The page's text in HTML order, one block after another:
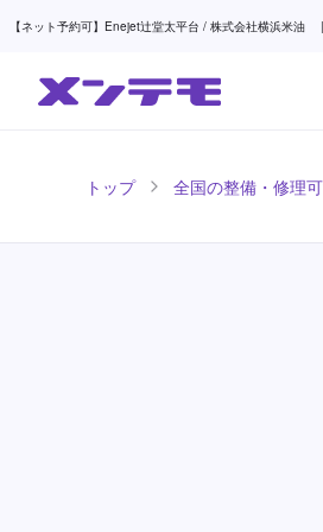
【ネット予約可】Enejet辻堂太平台 / 株式会社横浜米
トップ 全国の整備・修理